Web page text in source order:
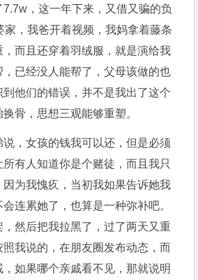
，这一年下来，又借又骗的负
家，我爸开着视频，我妈拿着藤条
而且还穿着羽绒服，就是演给我
已经没人能帮了，父母该做的也
他们的错误，并不是我出了这个
骨，思想三观能够重塑。
说，女孩的钱我可以还，但是必须
有人知道你是个赌徒，而且我只
为我愧疚，当初我如果告诉她我
连累她了，也算是一种弥补吧。
然后把我拉黑了，过了两天又重
我说的，在朋友圈发布动态，而
，如果哪个亲戚看不见，那就说明